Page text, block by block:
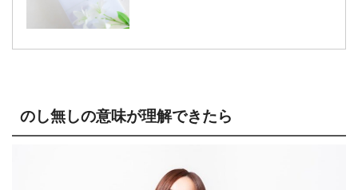
のし無しの意味が理解できたら